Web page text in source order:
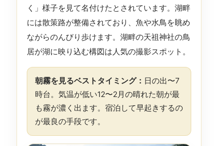
く」様子を見て名付けたとされています。湖畔
には散策路が整備されており、魚や水鳥を眺め
ながらのんびり歩けます。湖畔の天祖神社の鳥
居が湖に映り込む構図は人気の撮影スポット。
朝霧を見るベストタイミング： 日の出〜7
時台。気温が低い12〜2月の晴れた朝が最
も霧が濃く出ます。宿泊して早起きするの
が最良の手段です。